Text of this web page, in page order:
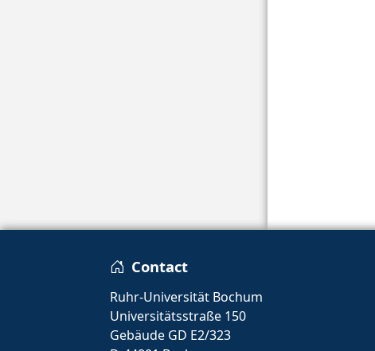
Contact
Ruhr-Universität Bochum
Universitätsstraße 150
Gebäude GD E2/323